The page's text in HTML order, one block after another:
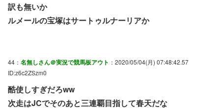
訳も無いか
ルメールの宝塚はサートゥルナーリアか
44： 名無しさん＠実況で競馬板アウト ：2020/05/04(月) 07:48:42.57
ID:z6c2ZSzm0
酷使しすぎだろww
次走はJCでそのあと三連覇目指して春天だな